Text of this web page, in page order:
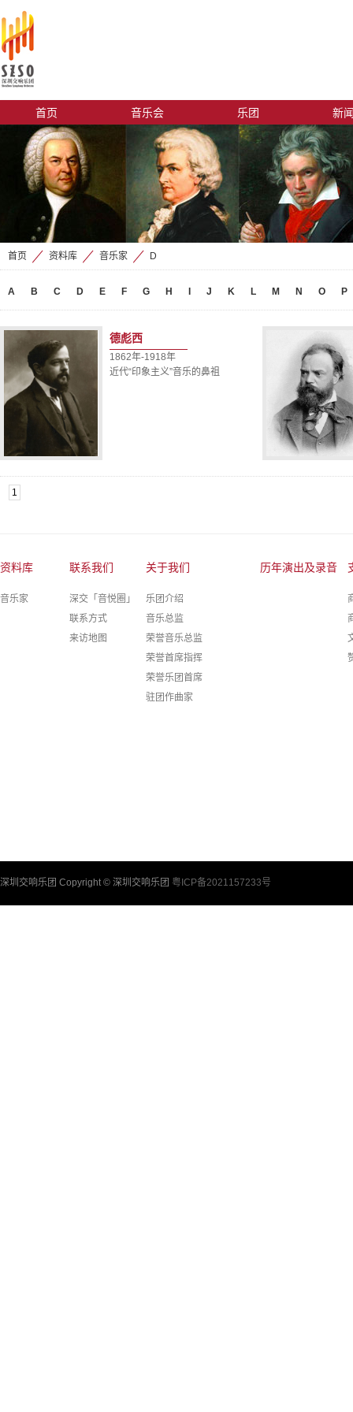
首页 音乐会 乐团 新
首页 > 资料库 > 音乐家 > D
A B C D E F G H J K L M N O P
德彪西
1862年-1918年
近代“印象主义”音乐的鼻祖
1
资料库
音乐家
联系我们
深交「音悦圈」
联系方式
来访地图
关于我们
乐团介绍
音乐总监
荣誉音乐总监
荣誉首席指挥
荣誉乐团首席
驻团作曲家
历年演出及录音
深圳交响乐团 Copyright © 深圳交响乐团 粤ICP备2021157233号